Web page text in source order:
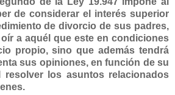
de considerar el interés superior
de divorcio de sus padres,
a aquél que este en condiciones
propio, sino que además tendrá
sus opiniones, en función de su
resolver los asuntos relacionados